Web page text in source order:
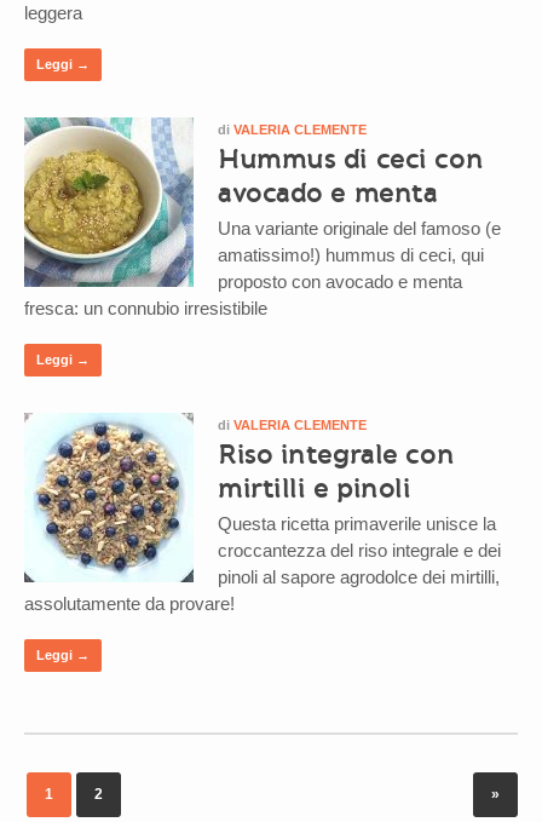
leggera
Leggi →
di VALERIA CLEMENTE
Hummus di ceci con
avocado e menta
Una variante originale del famoso (e
amatissimo!) hummus di ceci, qui
proposto con avocado e menta
fresca: un connubio irresistibile
Leggi →
di VALERIA CLEMENTE
Riso integrale con
mirtilli e pinoli
Questa ricetta primaverile unisce la
croccantezza del riso integrale e dei
pinoli al sapore agrodolce dei mirtilli,
assolutamente da provare!
Leggi →
1 2 »